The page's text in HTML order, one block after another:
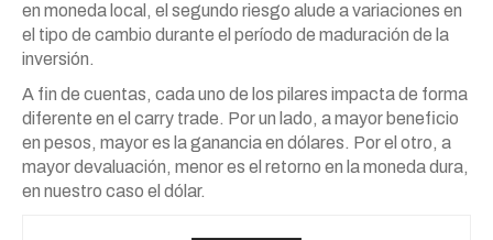
en moneda local, el segundo riesgo alude a variaciones en
el tipo de cambio durante el período de maduración de la
inversión.
A fin de cuentas, cada uno de los pilares impacta de forma
diferente en el carry trade. Por un lado, a mayor beneficio
en pesos, mayor es la ganancia en dólares. Por el otro, a
mayor devaluación, menor es el retorno en la moneda dura,
en nuestro caso el dólar.